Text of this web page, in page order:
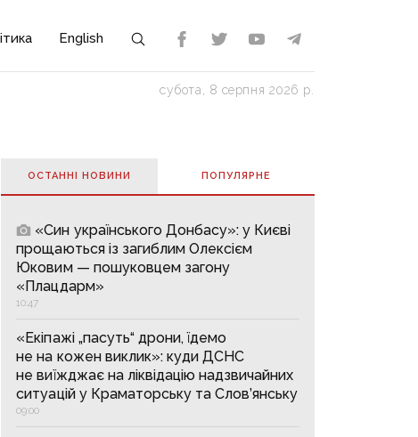
English
субота, 8 серпня 2026 р.
ОСТАННІ НОВИНИ ПОПУЛЯРНE
«Син українського Донбасу»: у Києві
прощаються із загиблим Олексієм
Юковим — пошуковцем загону
«Плацдарм»
10:47
«Екіпажі „пасуть“ дрони, їдемо
не на кожен виклик»: куди ДСНС
не виїжджає на ліквідацію надзвичайних
ситуацій у Краматорську та Слов’янську
09:00